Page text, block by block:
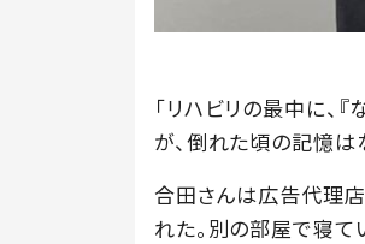
「リハビリの最中に、
が、倒れた頃の記憶は
合田さんは広告代理
れた。別の部屋で寝て